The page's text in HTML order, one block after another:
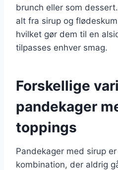
brunch eller som
alt fra sirup og
hvilket gør dem til en
tilpasses enhver smag.
Forskellige
pandekager
toppings
Pandekager med sirup
kombination, der aldrig